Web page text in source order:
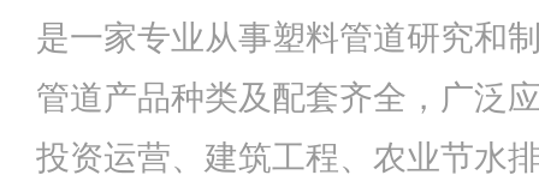
是一家专业从事塑料管道研究和
管道产品种类及配套齐全，广泛
投资运营、建筑工程、农业节水